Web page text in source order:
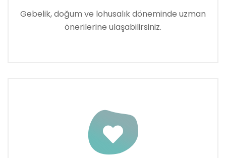
Gebelik, doğum ve lohusalık döneminde uzman
önerilerine ulaşabilirsiniz.